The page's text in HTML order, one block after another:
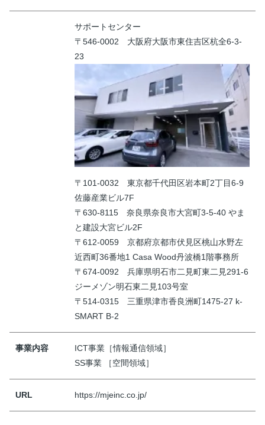
サポートセンター
〒546-0002 大阪府大阪市東住吉区杭全6-3-
23
〒101-0032 東京都千代田区岩本町2丁目6-9
佐藤産業ビル7F
〒630-8115 奈良県奈良市大宮町3-5-40 やま
と建設大宮ビル2F
〒612-0059 京都府京都市伏見区桃山水野左
近西町36番地1 Casa Wood丹波橋1階事務所
〒674-0092 兵庫県明石市二見町東二見291-6
ジーメゾン明石東二見103号室
〒514-0315 三重県津市香良洲町1475-27 k-
SMART B-2
事業内容
ICT事業［情報通信領域］
SS事業 ［空間領域］
URL https://mjeinc.co.jp/